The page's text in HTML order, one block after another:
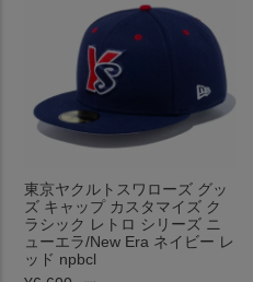
東京ヤクルトスワローズ グッ
ズ キャップ カスタマイズ ク
ラシック レトロ シリーズ ニ
ューエラ/New Era ネイビー レ
ッド npbcl